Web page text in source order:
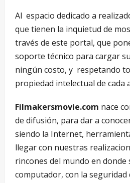
Al espacio dedicado a
que tienen la inquietud de
través de este portal, que
soporte técnico para cargar
ningún costo, y respetando
propiedad intelectual de cada
Filmakersmovie.com nace
de difusión, para dar a
siendo la Internet,
llegar con nuestras
rincones del mundo en donde
computador, con la seguridad